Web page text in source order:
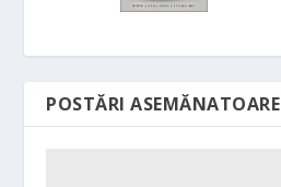
POSTĂRI ASEMĂNATOARE